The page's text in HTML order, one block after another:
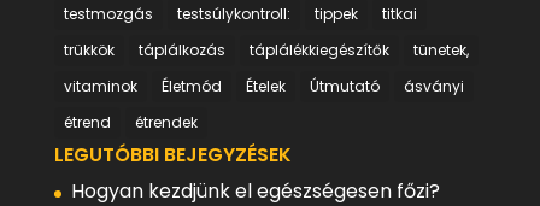
testmozgás
testsúlykontroll: tippek
titkai
trükkök
táplálkozás táplálékkiegészítők
tünetek,
vitaminok
Életmód Ételek Útmutató
ásványi
étrend
étrendek
LEGUTÓBBI BEJEGYZÉSEK
Hogyan kezdjünk el egészségesen főzi?